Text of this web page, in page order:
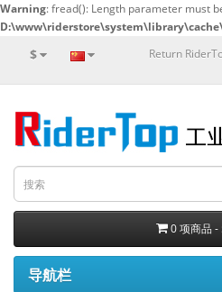
Warning: fread(): Length parameter must
$ Return
0 项商品 -
导航栏